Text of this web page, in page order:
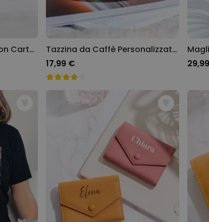
Tazza Personalizzata con Carta di Credito e Testo
Tazzina da Caffè Personalizzata con Monogramma
17,99 €